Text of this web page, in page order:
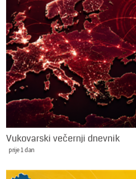
Vukovarski večernji dnevnik
prije 1 dan